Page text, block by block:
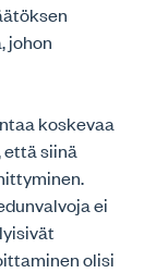
johon
koskevaa
siinä
ei
olisi